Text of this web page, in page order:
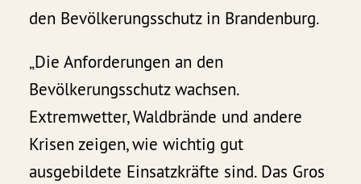
den Bevölkerungsschutz in Brandenburg.
„Die Anforderungen an den
Bevölkerungsschutz wachsen.
Extremwetter, Waldbrände und andere
Krisen zeigen, wie wichtig gut
ausgebildete Einsatzkräfte sind. Das Gros